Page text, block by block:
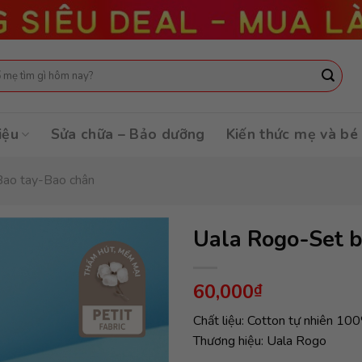
Sửa chữa – Bảo dưỡng Kiến thức mẹ và bé
tay-Bao chân
Uala Rogo-Set
60,000₫
Chất liệu: Cotton tự nhiên
Thương hiệu: Uala Rogo